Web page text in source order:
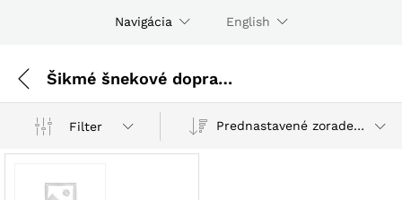
Navigácia English
Šikmé šnekové dopravníky
Filter Prednastavené zoradenie